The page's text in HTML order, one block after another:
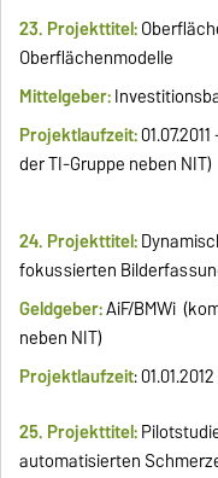
23. Projekttitel:
Oberflächenmodelle
Mittelgeber:
Projektlaufzeit:
der TI-Gruppe neben NIT)
24. Projekttitel:
fokussierten
Geldgeber:AiF/BMWi
neben NIT)
Projektlaufzeit:
25. Projekttitel:
automatisierten